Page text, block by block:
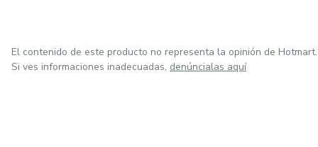
El contenido de este producto no representa la opinión de Hotmart.
Si ves informaciones inadecuadas, denúncialas aquí